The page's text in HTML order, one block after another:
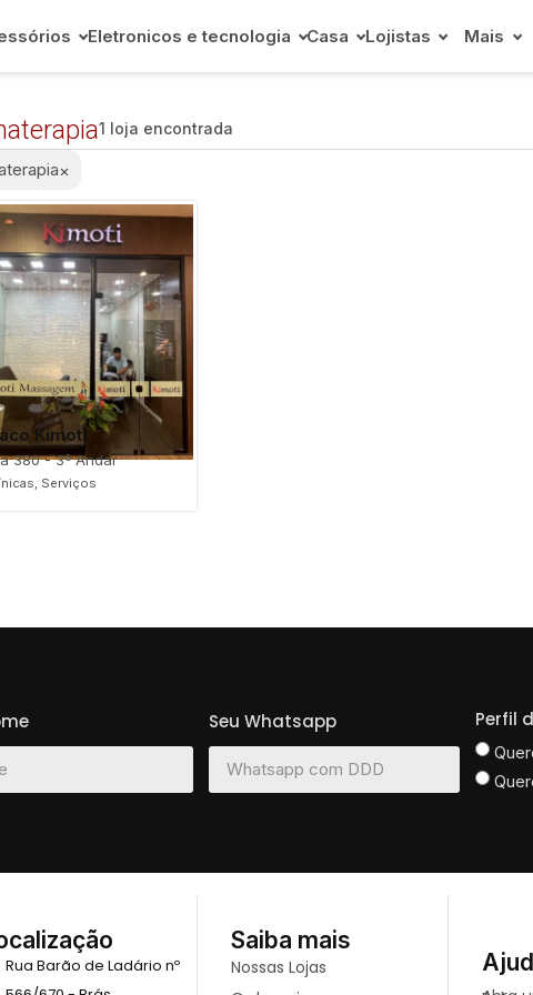
Eletronicos e tecnologia Casa Lojistas Mais
1 loja encontrada
×
Kimoti
380 - 3º Andar
Serviços
Seu Whatsapp Perfil
Rua Barão de Ladário nº
Saiba mais
Nossas Lojas